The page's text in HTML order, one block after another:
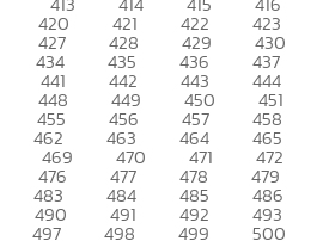
420 421 422 423
427 428 429 430
434 435 436 437
441 442 443 444
448 449 450 451
455 456 457 458
462 463 464 465
469 470 471 472
476 477 478 479
483 484 485 486
490 491 492 493
497 498 499 500